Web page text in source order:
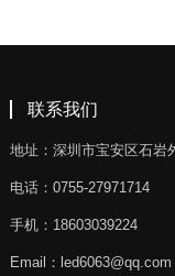
联系我们
地址：深圳市宝安区石岩
电话：0755-27971714
手机：18603039224
Email：led6063@qq.com